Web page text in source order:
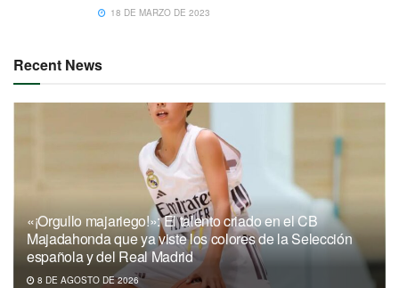
18 DE MARZO DE 2023
Recent News
«¡Orgullo majariego!»: El talento criado en el CB
Majadahonda que ya viste los colores de la Selección
española y del Real Madrid
8 DE AGOSTO DE 2026